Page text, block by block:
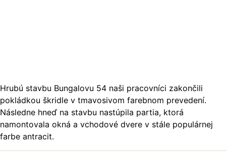
Hrubú stavbu Bungalovu 54 naši pracovníci zakončili
pokládkou škridle v tmavosivom farebnom prevedení.
Následne hneď na stavbu nastúpila partia, ktorá
namontovala okná a vchodové dvere v stále populárnej
farbe antracit.